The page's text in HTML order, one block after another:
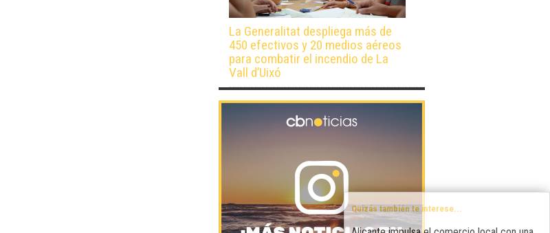
La Generalitat despliega más de
450 efectivos y 20 medios aéreos
para combatir el incendio de La
Vall d’Uixó
Quizás también te interese...